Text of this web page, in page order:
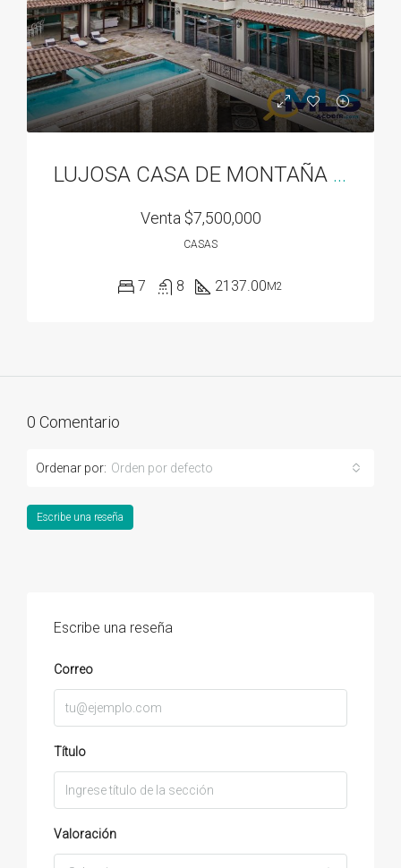
LUJOSA CASA DE MONTAÑA EN VALLE ESCONDIDO EN BOQUETE, PANAMA
Venta $7,500,000
CASAS
7 8 2137.00M2
0 Comentario
Ordenar por: Orden por defecto
Escribe una reseña
Escribe una reseña
Correo
Título
Valoración